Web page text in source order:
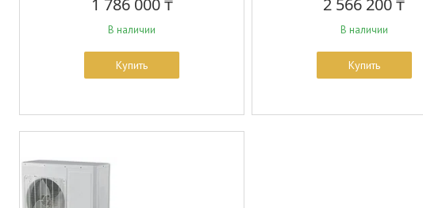
1 786 000 ₸
В наличии
Купить
2 566 200 ₸
В наличии
Купить